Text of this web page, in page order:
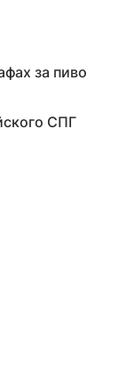
за пиво
СПГ